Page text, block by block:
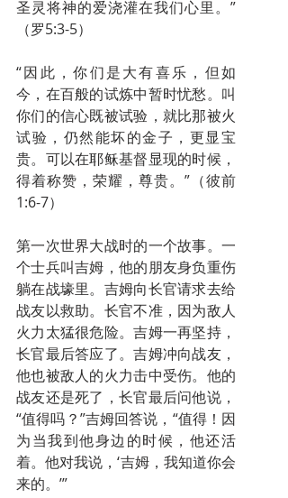
圣灵将神的爱浇灌在我们心里。”
（罗5:3-5）
“因此，你们是大有喜乐，但如
今，在百般的试炼中暂时忧愁。叫
你们的信心既被试验，就比那被火
试验，仍然能坏的金子，更显宝
贵。可以在耶稣基督显现的时候，
得着称赞，荣耀，尊贵。”（彼前
1:6-7）
第一次世界大战时的一个故事。一
个士兵叫吉姆，他的朋友身负重伤
躺在战壕里。吉姆向长官请求去给
战友以救助。长官不准，因为敌人
火力太猛很危险。吉姆一再坚持，
长官最后答应了。吉姆冲向战友，
他也被敌人的火力击中受伤。他的
战友还是死了，长官最后问他说，
“值得吗？”吉姆回答说，“值得！因
为当我到他身边的时候，他还活
着。他对我说，‘吉姆，我知道你会
来的。’”